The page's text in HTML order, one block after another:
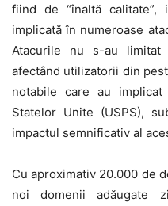
fiind de “înaltă calitate”,
implicată în numeroase
Atacurile nu s-au limitat
afectând utilizatorii din
notabile care au
Statelor Unite (USPS),
impactul semnificativ al
Cu aproximativ 20.000 de
noi domenii adăugate